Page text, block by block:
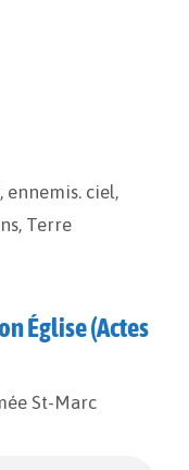
, ennemis. ciel,
, Terre
Église (Actes
St-Marc